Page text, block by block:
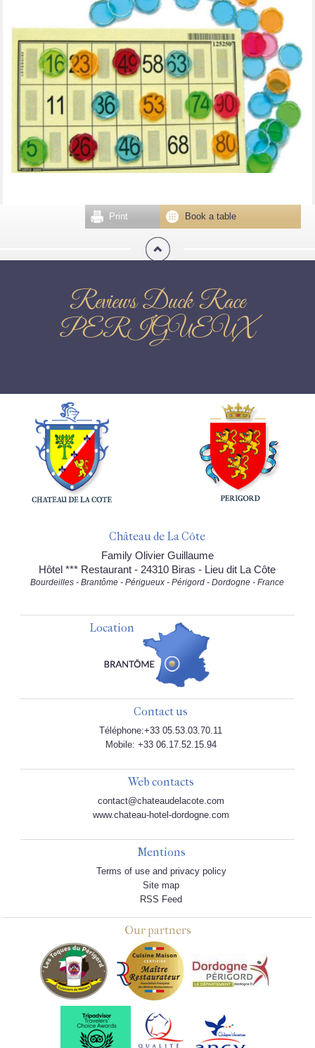
Book a table
Print
Reviews Duck Race
PERIGUEUX
Château de La Côte
Family Olivier Guillaume
Hôtel *** Restaurant - 24310 Biras - Lieu dit La Côte
Bourdeilles - Brantôme - Périgueux - Périgord - Dordogne - France
Location
Contact us
Téléphone:+33 05.53.03.70.11
Mobile: +33 06.17.52.15.94
Web contacts
contact@chateaudelacote.com
www.chateau-hotel-dordogne.com
Mentions
Terms of use and privacy policy
Site map
RSS Feed
Our partners